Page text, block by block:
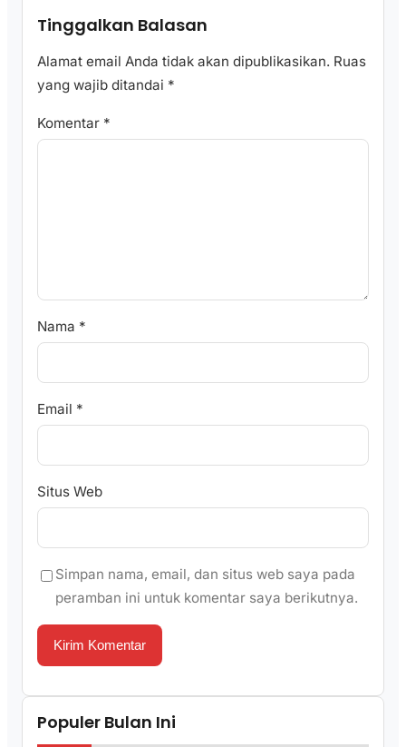
Tinggalkan Balasan
Alamat email Anda tidak akan dipublikasikan. Ruas
yang wajib ditandai *
Komentar *
Nama *
Email *
Situs Web
Simpan nama, email, dan situs web saya pada
peramban ini untuk komentar saya berikutnya.
Populer Bulan Ini